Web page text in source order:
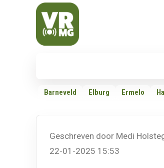
Veluwe Randmeer Mediagroep
VRMG, de omroep voor de Noord-West Veluwe
Barneveld Elburg Ermelo
Geschreven door Medi
22-01-2025 15:53